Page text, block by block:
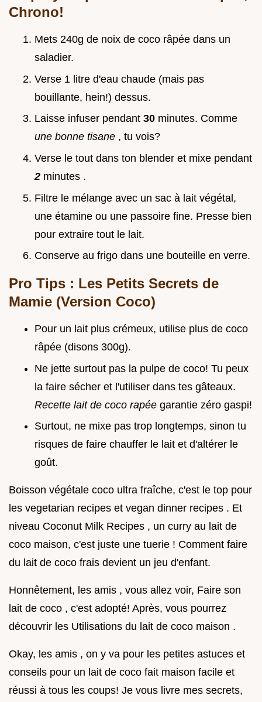
Chrono!
Mets 240g de noix de coco râpée dans un
saladier.
Verse 1 litre d'eau chaude (mais pas
bouillante, hein!) dessus.
Laisse infuser pendant 30 minutes. Comme
une bonne tisane , tu vois?
Verse le tout dans ton blender et mixe pendant
2 minutes .
Filtre le mélange avec un sac à lait végétal,
une étamine ou une passoire fine. Presse bien
pour extraire tout le lait.
Conserve au frigo dans une bouteille en verre.
Pro Tips : Les Petits Secrets de
Mamie (Version Coco)
Pour un lait plus crémeux, utilise plus de coco
râpée (disons 300g).
Ne jette surtout pas la pulpe de coco! Tu peux
la faire sécher et l'utiliser dans tes gâteaux.
Recette lait de coco rapée garantie zéro gaspi!
Surtout, ne mixe pas trop longtemps, sinon tu
risques de faire chauffer le lait et d'altérer le
goût.
Boisson végétale coco ultra fraîche, c'est le top pour
les vegetarian recipes et vegan dinner recipes . Et
niveau Coconut Milk Recipes , un curry au lait de
coco maison, c'est juste une tuerie ! Comment faire
du lait de coco frais devient un jeu d'enfant.
Honnêtement, les amis , vous allez voir, Faire son
lait de coco , c'est adopté! Après, vous pourrez
découvrir les Utilisations du lait de coco maison .
Okay, les amis , on y va pour les petites astuces et
conseils pour un lait de coco fait maison facile et
réussi à tous les coups! Je vous livre mes secrets,